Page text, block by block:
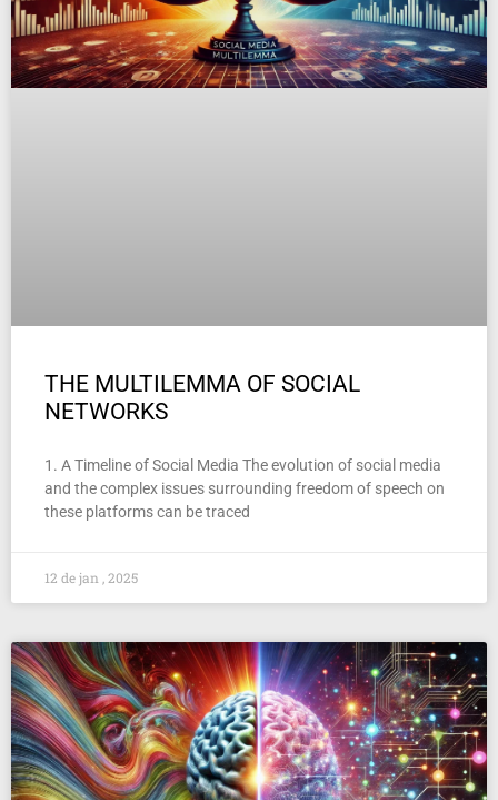
THE MULTILEMMA OF SOCIAL
NETWORKS
1. A Timeline of Social Media The evolution of social media
and the complex issues surrounding freedom of speech on
these platforms can be traced
12 de jan , 2025